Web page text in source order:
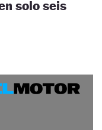
solo seis